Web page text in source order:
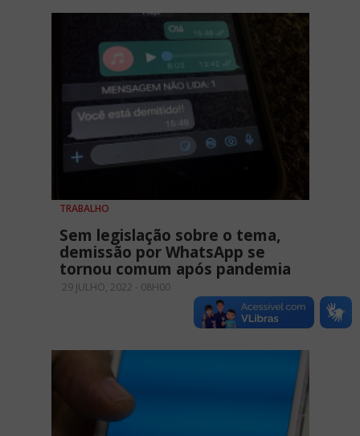
TRABALHO
Sem legislação sobre o tema,
demissão por WhatsApp se
tornou comum após pandemia
29 JULHO, 2022 - 08H00